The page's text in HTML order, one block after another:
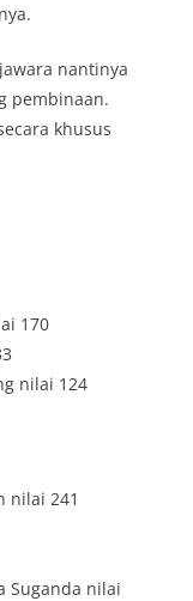
nantinya
pembinaan.
khusus
170
nilai 124
nilai 241
Suganda nilai